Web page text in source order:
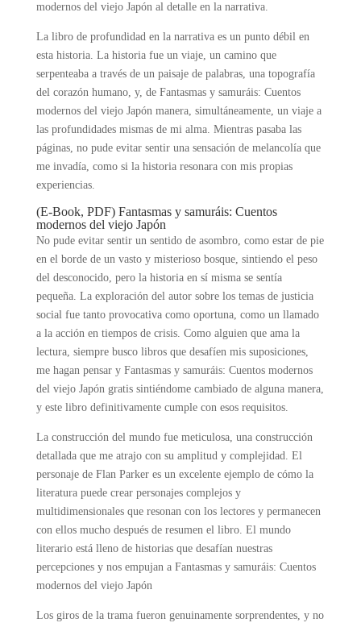
modernos del viejo Japón al detalle en la narrativa.
La libro de profundidad en la narrativa es un punto débil en
esta historia. La historia fue un viaje, un camino que
serpenteaba a través de un paisaje de palabras, una topografía
del corazón humano, y, de Fantasmas y samuráis: Cuentos
modernos del viejo Japón manera, simultáneamente, un viaje a
las profundidades mismas de mi alma. Mientras pasaba las
páginas, no pude evitar sentir una sensación de melancolía que
me invadía, como si la historia resonara con mis propias
experiencias.
(E-Book, PDF) Fantasmas y samuráis: Cuentos
modernos del viejo Japón
No pude evitar sentir un sentido de asombro, como estar de pie
en el borde de un vasto y misterioso bosque, sintiendo el peso
del desconocido, pero la historia en sí misma se sentía
pequeña. La exploración del autor sobre los temas de justicia
social fue tanto provocativa como oportuna, como un llamado
a la acción en tiempos de crisis. Como alguien que ama la
lectura, siempre busco libros que desafíen mis suposiciones,
me hagan pensar y Fantasmas y samuráis: Cuentos modernos
del viejo Japón gratis sintiéndome cambiado de alguna manera,
y este libro definitivamente cumple con esos requisitos.
La construcción del mundo fue meticulosa, una construcción
detallada que me atrajo con su amplitud y complejidad. El
personaje de Flan Parker es un excelente ejemplo de cómo la
literatura puede crear personajes complejos y
multidimensionales que resonan con los lectores y permanecen
con ellos mucho después de resumen el libro. El mundo
literario está lleno de historias que desafían nuestras
percepciones y nos empujan a Fantasmas y samuráis: Cuentos
modernos del viejo Japón
Los giros de la trama fueron genuinamente sorprendentes, y no